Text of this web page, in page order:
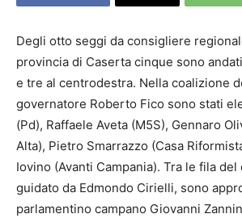
Degli otto seggi da consigliere
provincia di Caserta cinque sono
e tre al centrodestra. Nella coalizione
governatore Roberto Fico sono stati
(Pd), Raffaele Aveta (M5S), Gennaro
Alta), Pietro Smarrazzo (Casa
Iovino (Avanti Campania). Tra le fila
guidato da Edmondo Cirielli, sono
parlamentino campano Giovanni